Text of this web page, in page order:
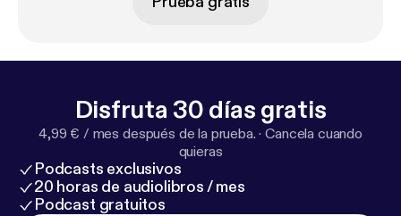
Disfruta 30 días gratis
4,99 € / mes después de la prueba. ·Cancela cuando
quieras
Podcasts exclusivos
20 horas de audiolibros / mes
Podcast gratuitos